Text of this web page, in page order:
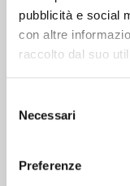
pubblicità e social
con altre
raccolto dal suo
delNecessari
Preferenze